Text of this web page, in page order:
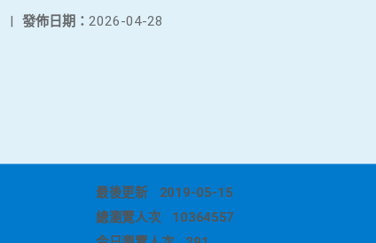
發佈日期： 2026-04-28
|
最後更新
2019-05-15
總瀏覽人次
10364557